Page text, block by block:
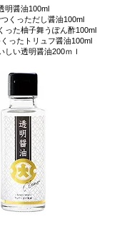
明醤油100ml
くっただし醤油100ml
った柚子舞うぽん酢100ml
ったトリュフ醤油100ml
しい透明醤油200ｍｌ